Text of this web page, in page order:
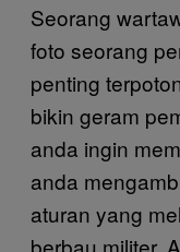
Seorang
foto seorang
penting
bikin geram
anda ingin
anda
aturan yang
berbau militer.